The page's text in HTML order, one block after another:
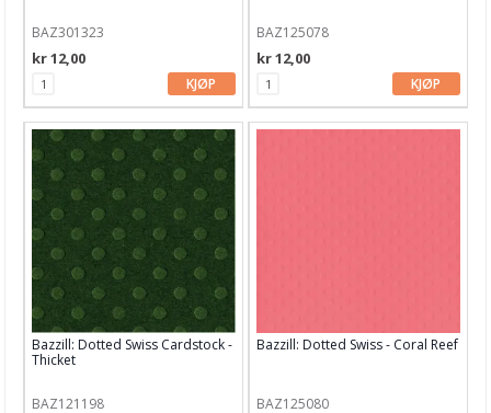
Stanseverktøy & tilbehør
Papir & Spesialpapir
Kreative sett
Scrapbooking & lommescrapping
Planners & kalender
Art Journaling & Mixed Media
Vokssegl & tilbehør
Lim & Verktøy
Barnehobby
Bånd, Blonder & Tekstil
BAZ301323
kr 12,00
KJØP
BAZ125078
kr 12,00
KJØP
Bazzill: Dotted Swiss Cardstock -
Thicket
BAZ121198
Bazzill: Dotted Swiss - Coral Reef
BAZ125080